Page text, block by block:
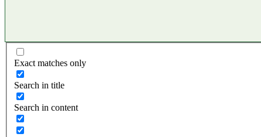
Exact matches only
Search in title
Search in content